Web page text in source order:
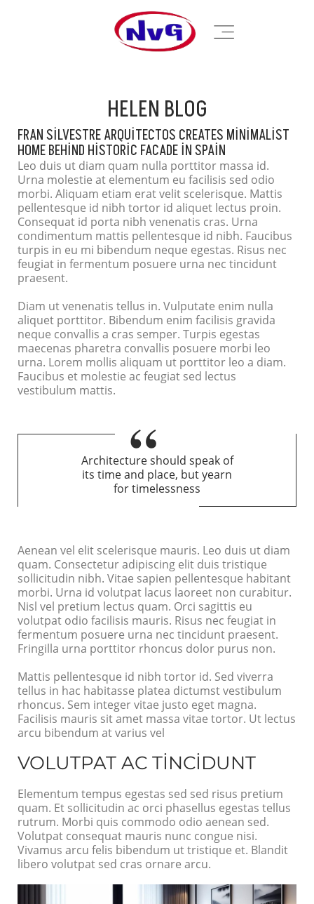
HELEN BLOG
FRAN SILVESTRE ARQUITECTOS CREATES MINIMALIST
HOME BEHIND HISTORIC FACADE IN SPAIN
Leo duis ut diam quam nulla porttitor massa id.
Urna molestie at elementum eu facilisis sed odio
morbi. Aliquam etiam erat velit scelerisque. Mattis
pellentesque id nibh tortor id aliquet lectus proin.
Consequat id porta nibh venenatis cras. Urna
condimentum mattis pellentesque id nibh. Faucibus
turpis in eu mi bibendum neque egestas. Risus nec
feugiat in fermentum posuere urna nec tincidunt
praesent.
Diam ut venenatis tellus in. Vulputate enim nulla
aliquet porttitor. Bibendum enim facilisis gravida
neque convallis a cras semper. Turpis egestas
maecenas pharetra convallis posuere morbi leo
urna. Lorem mollis aliquam ut porttitor leo a diam.
Faucibus et molestie ac feugiat sed lectus
vestibulum mattis.
Architecture should speak of
its time and place, but yearn
for timelessness
Aenean vel elit scelerisque mauris. Leo duis ut diam
quam. Consectetur adipiscing elit duis tristique
sollicitudin nibh. Vitae sapien pellentesque habitant
morbi. Urna id volutpat lacus laoreet non curabitur.
Nisl vel pretium lectus quam. Orci sagittis eu
volutpat odio facilisis mauris. Risus nec feugiat in
fermentum posuere urna nec tincidunt praesent.
Fringilla urna porttitor rhoncus dolor purus non.
Mattis pellentesque id nibh tortor id. Sed viverra
tellus in hac habitasse platea dictumst vestibulum
rhoncus. Sem integer vitae justo eget magna.
Facilisis mauris sit amet massa vitae tortor. Ut lectus
arcu bibendum at varius vel
VOLUTPAT AC TINCIDUNT
Elementum tempus egestas sed sed risus pretium
quam. Et sollicitudin ac orci phasellus egestas tellus
rutrum. Morbi quis commodo odio aenean sed.
Volutpat consequat mauris nunc congue nisi.
Vivamus arcu felis bibendum ut tristique et. Blandit
libero volutpat sed cras ornare arcu.